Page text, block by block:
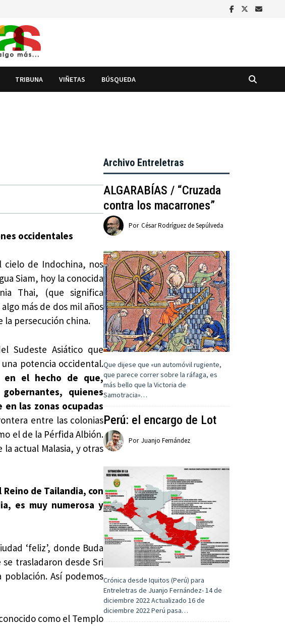
TRIBUNA VIÑETAS BÚSQUEDA
occidentales
cielo de Indochina, nos
Siam, hoy la conocida
Thai, (que significa
más de dos mil años
la persecución china.
Sudeste Asiático que
potencia occidental.
en el hecho de que,
quienes
las zonas ocupadas
entre las colonias
el de la Pérfida Albión.
actual Malasia, y otras
de Tailandia, con
es muy numerosa y
‘feliz’, donde Buda
trasladaron desde Sri
Así podemos
como el Templo
Archivo Entreletras
ALGARABÍAS / “Cruzada
contra los macarrones”
Por César Rodríguez de Sepúlveda
Que dijese que «un automóvil rugiente,
que parece correr sobre la ráfaga, es
más bello que la Victoria de
Samotracia»…
Perú: el encargo de Lot
Por Juanjo Fernández
Crónica desde Iquitos (Perú) para
Entreletras de Juanjo Fernández- 14 de
diciembre 2022 Actualizado 16 de
diciembre 2022 Perú pasa…